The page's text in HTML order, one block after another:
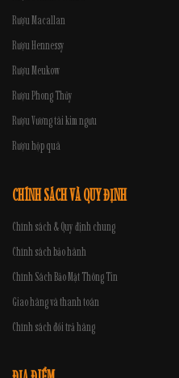
Rượu Macallan
Rượu Hennessy
Rượu Meukow
Rượu Phong Thủy
Rượu Vương tài kim ngưu
Rượu hộp quà
CHÍNH SÁCH VÀ QUY ĐỊNH
Chính sách & Quy định chung
Chính sách bảo hành
Chính Sách Bảo Mật Thông Tin
Giao hàng và thanh toán
Chính sách đổi trả hàng